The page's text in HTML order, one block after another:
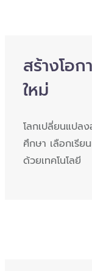
สร้างโอ
ใหม่
โลกเปลี่ยนแปล
ศึกษา เลือกเรีย
ด้วยเทคโนโลยี